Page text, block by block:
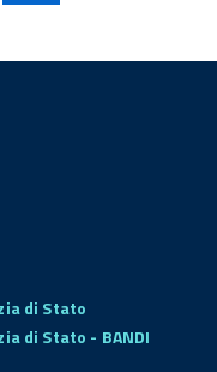
di Stato
di Stato - BANDI